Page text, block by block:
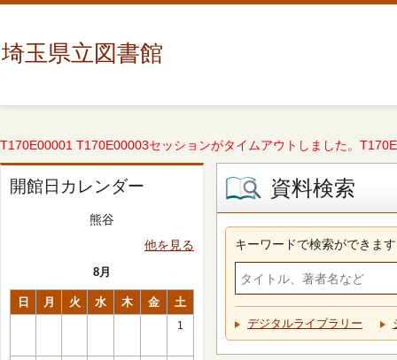
埼玉県立図書館
T170E00001 T170E00003セッションがタイムアウトしました。
開館日カレンダー
熊谷
他を見る
8月
日 月 火 水 木 金 土
1
資料検索
キーワードで検索ができます
デジタルライブラリー